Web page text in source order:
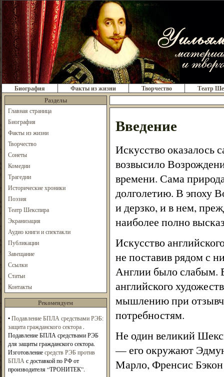
Биография Факты из жизни Творчество
Театр
Разделы
Главная страница
Биография
Факты из жизни
Творчество
Сонеты
Комедии
Трагедии
Исторические хроники
Поэзия
Театр Шекспира
Экранизация
Аудио книги и спектакли
Публикации
Завещание
Ссылки
Статьи
Контакты
Рекомендуем
•Подавление БПЛА средствами РЭБ:
защита гражданского сектора.
Подавление БПЛА средствами РЭБ
для защиты гражданского сектора.
Изготовлениесредств РЭБ против
БПЛА с доставкой по РФ от
производителя “ТРОНИТЕК”.
Введение
Искусство оказалось
возвысило
времени. Сама
долголетию. В эпоху
и дерзко, и в нем,
наиболее полно
Искусство
не поставив рядом с
Англии было слабым.
английского
мышлению при
потребностям.
Не один великий
— его окружают
Марло, Френсис